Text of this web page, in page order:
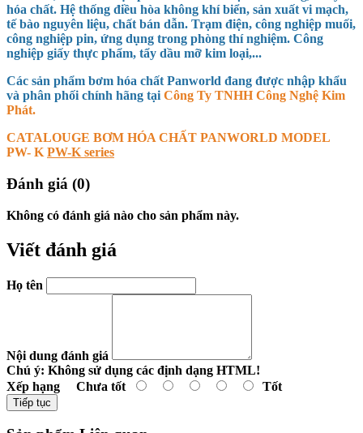
hóa chất. Hệ thống điều hòa không khí biển, sản xuất vi mạch,
tế bào nguyên liệu, chất bán dẫn. Trạm điện, công nghiệp muối,
công nghiệp pin, ứng dụng trong phòng thí nghiệm. Công
nghiệp giấy thực phẩm, tẩy dầu mỡ kim loại,...
Các sản phẩm bơm hóa chất Panworld đang được nhập khẩu
và phân phối chính hãng tạiCông Ty TNHH Công Nghệ Kim
Phát.
CATALOUGE BƠM HÓA CHẤT PANWORLD MODEL
PW- KPW-K series
Đánh giá (0)
Không có đánh giá nào cho sản phẩm này.
Viết đánh giá
Họ tên
Nội dung đánh giá
Chú ý: Không sử dụng các định dạng HTML!
Xếp hạng Chưa tốt Tốt
Tiếp tục